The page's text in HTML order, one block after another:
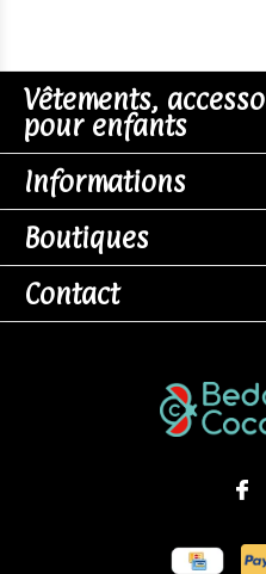
Vêtements,
pour enfants
Informations
Boutiques
Contact